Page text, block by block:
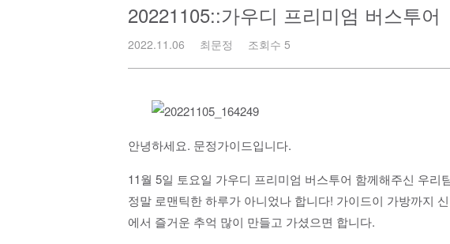
20221105::가우디 프리미엄 버스투어
2022.11.06 최문정 조회수 5
안녕하세요. 문정가이드입니다.
11월 5일 토요일 가우디 프리미엄 버스투어 함께해주신 우
정말 로맨틱한 하루가 아니었나 합니다! 가이드이 가방까지
에서 즐거운 추억 많이 만들고 가셨으면 합니다.